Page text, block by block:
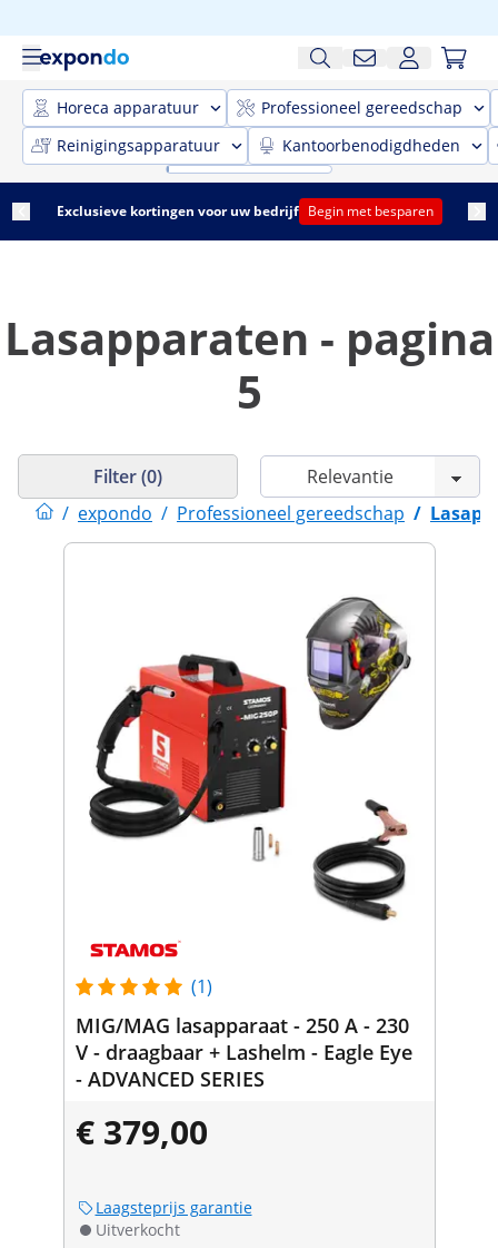
Horeca apparatuur
Professioneel gereedschap
Reinigingsapparatuur
Kantoorbenodigdheden
Exclusieve kortingen voor uw bedrijf Begin met besparen
Lasapparaten - pagina
5
/ expondo / Professioneel gereedschap /
Filter (0)
(1)
MIG/MAG lasapparaat - 250 A - 230
V - draagbaar + Lashelm - Eagle Eye
- ADVANCED SERIES
€ 379,00
Laagsteprijs garantie
Uitverkocht